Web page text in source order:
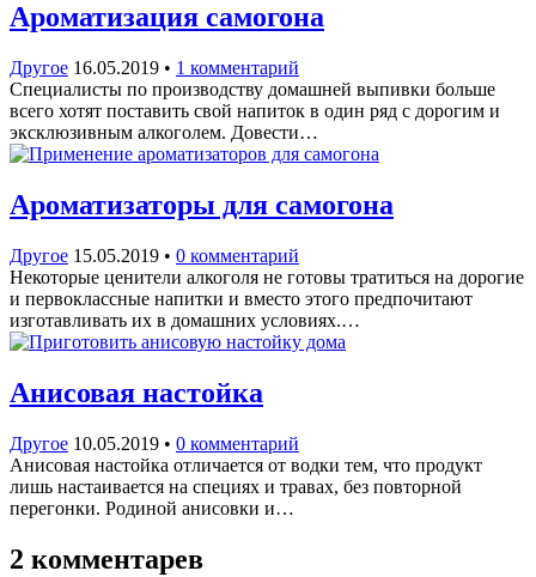
Ароматизация самогона
Другое 16.05.2019 • 1 комментарий
Специалисты по производству домашней выпивки больше
всего хотят поставить свой напиток в один ряд с дорогим и
эксклюзивным алкоголем. Довести…
Ароматизаторы для самогона
Другое 15.05.2019 • 0 комментарий
Некоторые ценители алкоголя не готовы тратиться на дорогие
и первоклассные напитки и вместо этого предпочитают
изготавливать их в домашних условиях.…
Анисовая настойка
Другое 10.05.2019 • 0 комментарий
Анисовая настойка отличается от водки тем, что продукт
лишь настаивается на специях и травах, без повторной
перегонки. Родиной анисовки и…
2 комментарев